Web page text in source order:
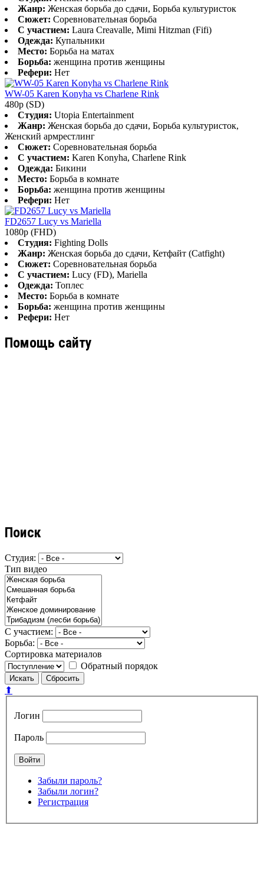
Жанр: Женская борьба до сдачи, Борьба культуристок
Сюжет: Соревновательная борьба
С участием: Laura Creavalle, Mimi Hitzman (Fifi)
Одежда: Купальники
Место: Борьба на матах
Борьба: женщина против женщины
Рефери: Нет
WW-05 Karen Konyha vs Charlene Rink
480p (SD)
Студия: Utopia Entertainment
Жанр: Женская борьба до сдачи, Борьба культуристок,
Женский армрестлинг
Сюжет: Соревновательная борьба
С участием: Karen Konyha, Charlene Rink
Одежда: Бикини
Место: Борьба в комнате
Борьба: женщина против женщины
Рефери: Нет
FD2657 Lucy vs Mariella
1080p (FHD)
Студия: Fighting Dolls
Жанр: Женская борьба до сдачи, Кетфайт (Catfight)
Сюжет: Соревновательная борьба
С участием: Lucy (FD), Mariella
Одежда: Топлес
Место: Борьба в комнате
Борьба: женщина против женщины
Рефери: Нет
Помощь сайту
Поиск
Студия:
Тип видео
С участием:
Борьба:
Сортировка материалов
Обратный порядок
⬆
Логин
Пароль
Забыли пароль?
Забыли логин?
Регистрация